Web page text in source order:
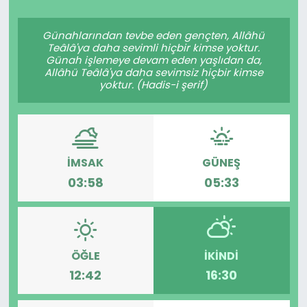
Günahlarından tevbe eden gençten, Allâhü
Teâlâ'ya daha sevimli hiçbir kimse yoktur.
Günah işlemeye devam eden yaşlıdan da,
Allâhü Teâlâ'ya daha sevimsiz hiçbir kimse
yoktur. (Hadis-i şerif)
İMSAK
03:58
GÜNEŞ
05:33
ÖĞLE
12:42
İKINDI
16:30
Teknoloji
Resmi İlanlar
Yaşam
Gizlilik Sözleşmesi
İletişim